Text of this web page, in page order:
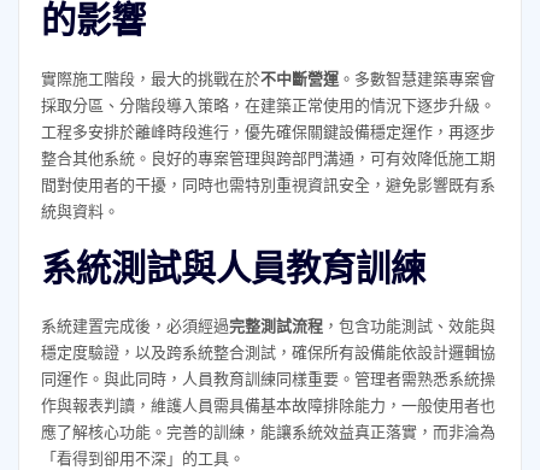
的影響
實際施工階段，最大的挑戰在於不中斷營運。多數智慧建築專案會
採取分區、分階段導入策略，在建築正常使用的情況下逐步升級。
工程多安排於離峰時段進行，優先確保關鍵設備穩定運作，再逐步
整合其他系統。良好的專案管理與跨部門溝通，可有效降低施工期
間對使用者的干擾，同時也需特別重視資訊安全，避免影響既有系
統與資料。
系統測試與人員教育訓練
系統建置完成後，必須經過完整測試流程，包含功能測試、效能與
穩定度驗證，以及跨系統整合測試，確保所有設備能依設計邏輯協
同運作。與此同時，人員教育訓練同樣重要。管理者需熟悉系統操
作與報表判讀，維護人員需具備基本故障排除能力，一般使用者也
應了解核心功能。完善的訓練，能讓系統效益真正落實，而非淪為
「看得到卻用不深」的工具。